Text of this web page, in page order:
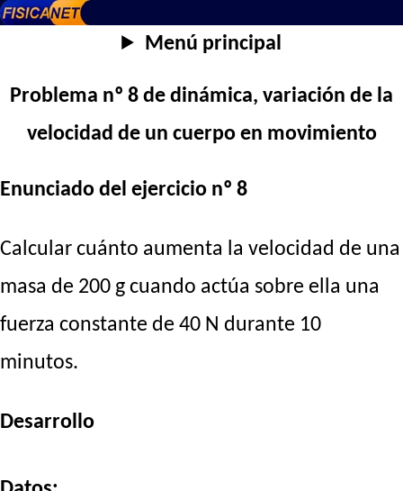
Menú principal
Problema nº 8 de dinámica, variación de la
velocidad de un cuerpo en movimiento
Enunciado del ejercicio nº 8
Calcular cuánto aumenta la velocidad de una
masa de 200 g cuando actúa sobre ella una
fuerza constante de 40 N durante 10
minutos.
Desarrollo